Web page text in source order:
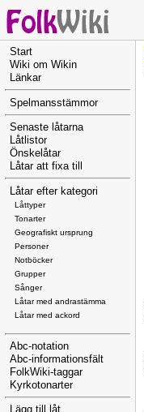
Start
Wiki om Wikin
Länkar
Spelmansstämmor
Senaste låtarna
Låtlistor
Önskelåtar
Låtar att fixa till
Låtar efter kategori
Låttyper
Tonarter
Geografiskt ursprung
Personer
Notböcker
Grupper
Sånger
Låtar med andrastämma
Låtar med ackord
Abc-notation
Abc-informationsfält
FolkWiki-taggar
Kyrkotonarter